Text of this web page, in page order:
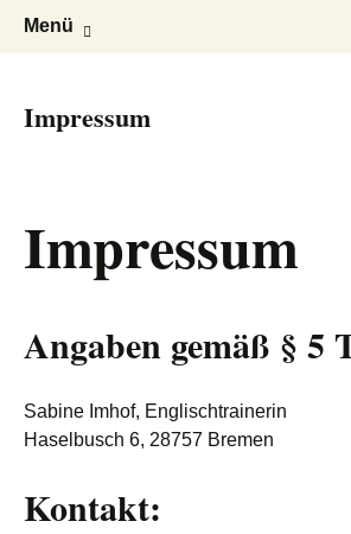
Sabine Imhof –
Spielerischer
Kleingruppen
Menü
Impressum
Impressum
Angaben gemäß § 5
Sabine Imhof, Englischtrainerin
Haselbusch 6, 28757 Bremen
Kontakt: